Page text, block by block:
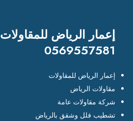
إعمار الرياض للمقاولات
0569557581
إعمار الرياض للمقاولات
مقاولات الرياض
شركة مقاولات عامة
تشطيب فلل وشقق بالرياض